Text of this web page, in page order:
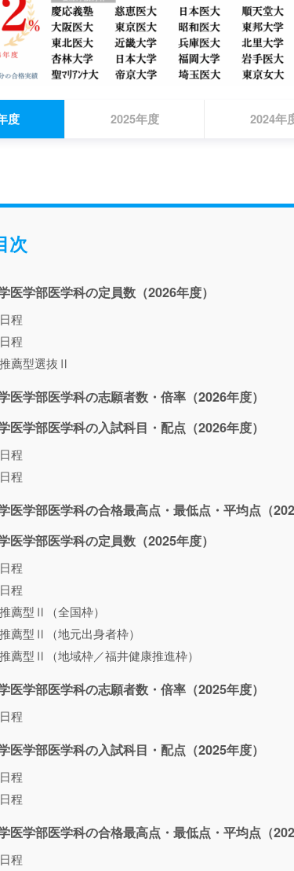
度 2025年度 2024年
次
医学部医学科の定員数（2026年度）
程
程
薦型選抜Ⅱ
医学部医学科の志願者数・倍率（2026年度）
医学部医学科の入試科目・配点（2026年度）
程
程
医学部医学科の合格最高点・最低点・平均点（
医学部医学科の定員数（2025年度）
程
程
薦型Ⅱ（全国枠）
薦型Ⅱ（地元出身者枠）
薦型Ⅱ（地域枠／福井健康推進枠）
医学部医学科の志願者数・倍率（2025年度）
程
医学部医学科の入試科目・配点（2025年度）
程
程
医学部医学科の合格最高点・最低点・平均点（
程